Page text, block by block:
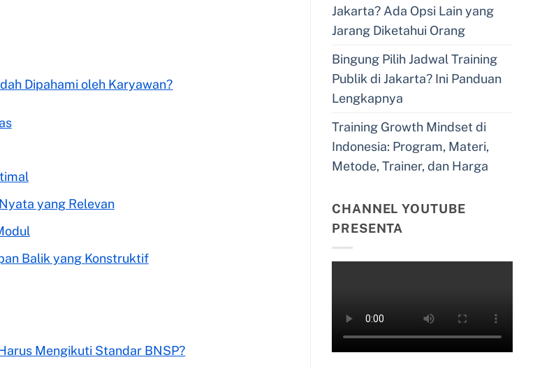
Dipahami oleh Karyawan?
yang Relevan
Balik yang Konstruktif
Mengikuti Standar BNSP?
Jakarta? Ada Opsi Lain yang
Jarang Diketahui Orang
Bingung Pilih Jadwal Training
Publik di Jakarta? Ini Panduan
Lengkapnya
Training Growth Mindset di
Indonesia: Program, Materi,
Metode, Trainer, dan Harga
CHANNEL YOUTUBE
PRESENTA